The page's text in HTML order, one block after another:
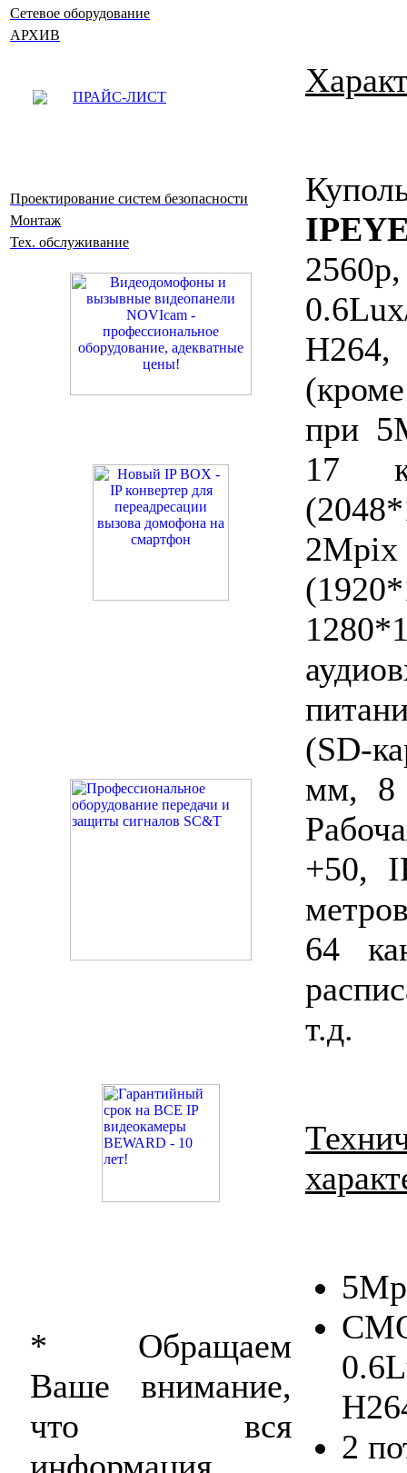
Сетевое оборудование
АРХИВ
ПРАЙС-ЛИСТ
Проектирование систем безопасности
Монтаж
Тех. обслуживание
* Обращаем
Ваше внимание,
что вся
при
17
(SD-
мм, 8
+50,
64
т.д.
2